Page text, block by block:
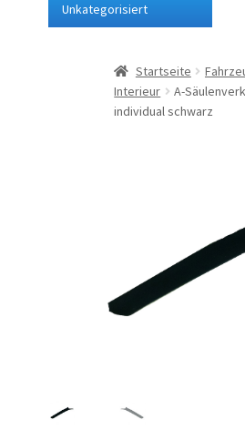
Startseite
Suchbegriffe
Zahlungsarten
Unkategorisiert
Startseite
Interieur
A-
individual schwarz